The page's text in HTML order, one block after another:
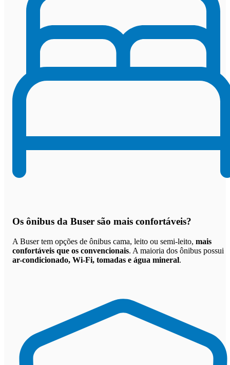
Os ônibus da Buser são mais confortáveis?
A Buser tem opções de ônibus cama, leito ou semi-leito, mais
confortáveis que os convencionais. A maioria dos ônibus possui
ar-condicionado, Wi-Fi, tomadas e água mineral.